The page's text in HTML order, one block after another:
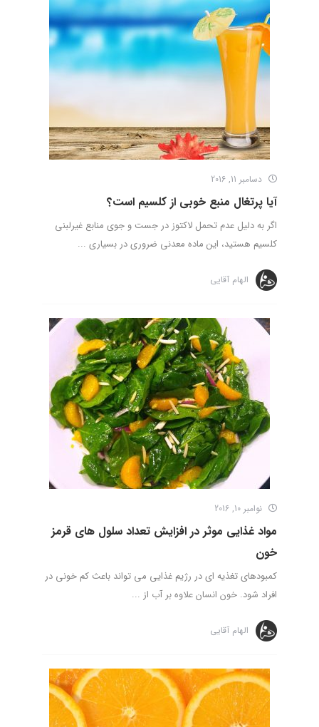
دسامبر 11, 2016
آیا پرتغال منبع خوبی از کلسیم است؟
اگر به دلیل عدم تحمل لاکتوز در جست و جوی منابع غیرلبنی
کلسیم هستید، این ماده معدنی ضروری در بسیاری ...
الهام آقایی
نوامبر 10, 2016
مواد غذایی موثر در افزایش تعداد سلول های قرمز
خون
کمبودهای تغذیه ای در رژیم غذایی می تواند باعث کم خونی در
افراد شود. خون انسان علاوه بر آب از ...
الهام آقایی